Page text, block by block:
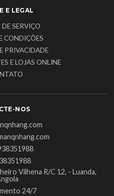
E LEGAL
SERVIÇO
CONDIÇÕES
PRIVACIDADE
E LOJAS ONLINE
NOS
Vilhena R/C 12, - Luanda,
24/7